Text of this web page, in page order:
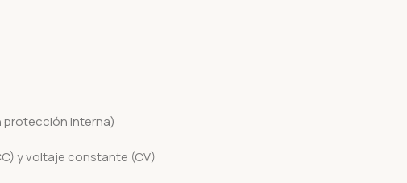
protección interna)
y voltaje constante (CV)